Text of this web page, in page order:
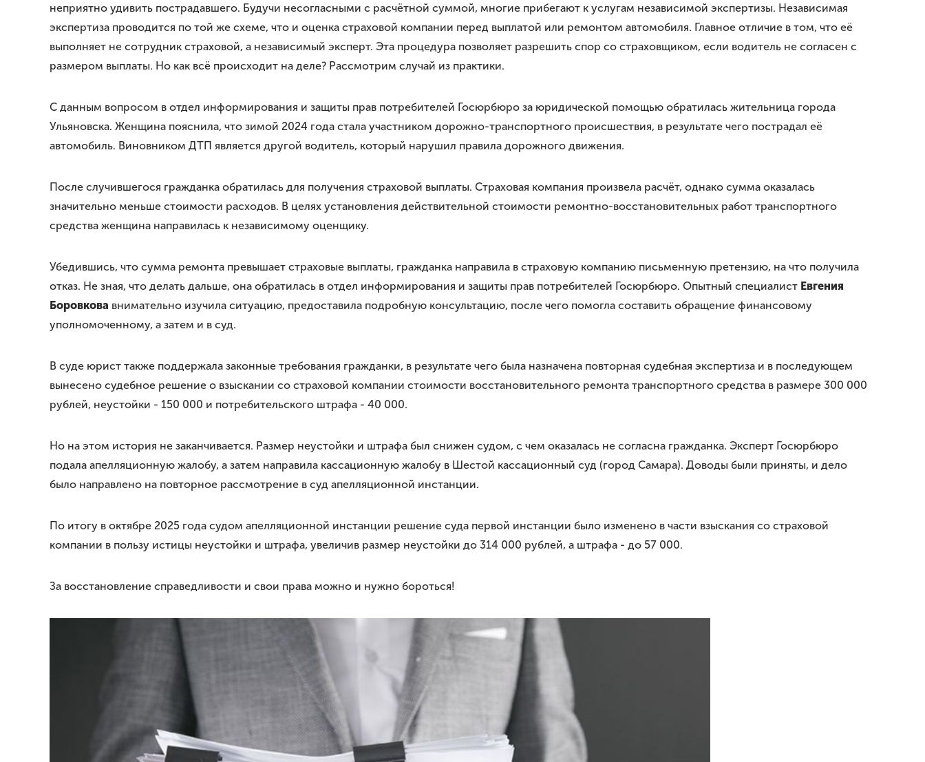
неприятно удивить пострадавшего. Будучи несогласными с расчётной суммой, многие прибегают к услугам независимой экспертизы. Независимая
экспертиза проводится по той же схеме, что и оценка страховой компании перед выплатой или ремонтом автомобиля. Главное отличие в том, что её
выполняет не сотрудник страховой, а независимый эксперт. Эта процедура позволяет разрешить спор со страховщиком, если водитель не согласен с
размером выплаты. Но как всё происходит на деле? Рассмотрим случай из практики.
С данным вопросом в отдел информирования и защиты прав потребителей Госюрбюро за юридической помощью обратилась жительница города
Ульяновска. Женщина пояснила, что зимой 2024 года стала участником дорожно-транспортного происшествия, в результате чего пострадал её
автомобиль. Виновником ДТП является другой водитель, который нарушил правила дорожного движения.
После случившегося гражданка обратилась для получения страховой выплаты. Страховая компания произвела расчёт, однако сумма оказалась
значительно меньше стоимости расходов. В целях установления действительной стоимости ремонтно-восстановительных работ транспортного
средства женщина направилась к независимому оценщику.
Убедившись, что сумма ремонта превышает страховые выплаты, гражданка направила в страховую компанию письменную претензию, на что получила
отказ. Не зная, что делать дальше, она обратилась в отдел информирования и защиты прав потребителей Госюрбюро. Опытный специалист Евгения
Боровкова внимательно изучила ситуацию, предоставила подробную консультацию, после чего помогла составить обращение финансовому
уполномоченному, а затем и в суд.
В суде юрист также поддержала законные требования гражданки, в результате чего была назначена повторная судебная экспертиза и в последующем
вынесено судебное решение о взыскании со страховой компании стоимости восстановительного ремонта транспортного средства в размере 300 000
рублей, неустойки - 150 000 и потребительского штрафа - 40 000.
Но на этом история не заканчивается. Размер неустойки и штрафа был снижен судом, с чем оказалась не согласна гражданка. Эксперт Госюрбюро
подала апелляционную жалобу, а затем направила кассационную жалобу в Шестой кассационный суд (город Самара). Доводы были приняты, и дело
было направлено на повторное рассмотрение в суд апелляционной инстанции.
По итогу в октябре 2025 года судом апелляционной инстанции решение суда первой инстанции было изменено в части взыскания со страховой
компании в пользу истицы неустойки и штрафа, увеличив размер неустойки до 314 000 рублей, а штрафа - до 57 000.
За восстановление справедливости и свои права можно и нужно бороться!